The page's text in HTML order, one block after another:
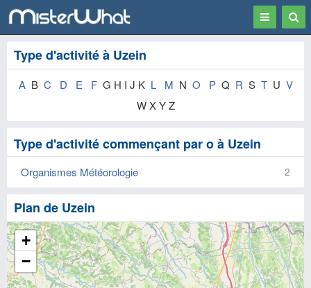
Toggle
Type d'activité à Uzein
A B C D E F G H I J K L M N O P Q R S T U V
W X Y Z
Type d'activité commençant par o à Uzein
Organismes Météorologie 2
Plan de Uzein
+
−